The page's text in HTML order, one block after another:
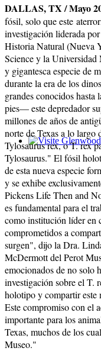
Glenwood
DALLAS, TX / Mayo
fósil, solo que este
investigación liderada
Historia Natural (Nueva
Science y la
y gigantesca especie de
durante la era de los
grandes conocidos
pies— este depredador
millones de años de
norte de Texas a lo largo
Tylosaurus rex, o T. rex
Tylosaurus." El fósil
de esta nueva especie
y se exhibe
Pickens Life Then and
es fundamental para el
como institución líder en
comprometidos a
surgen", dijo la Dra.
McDermott del Perot
emocionados de no solo
investigación sobre el T.
holotipo y compartir este
Este compromiso con el
importante para los
Texas, muchos de los
Museo."